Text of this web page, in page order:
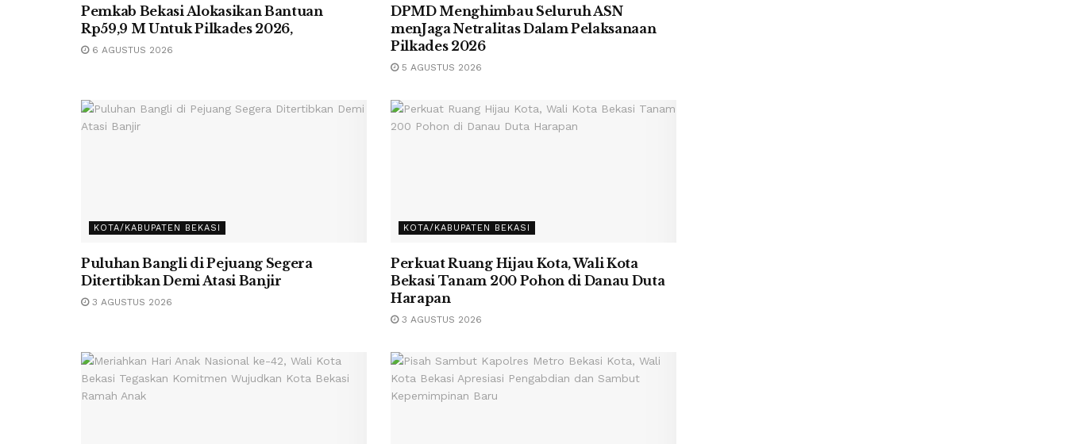
Pemkab Bekasi Alokasikan Bantuan
Rp59,9 M Untuk Pilkades 2026,
6 AGUSTUS 2026
DPMD Menghimbau Seluruh ASN
menJaga Netralitas Dalam Pelaksanaan
Pilkades 2026
5 AGUSTUS 2026
KOTA/KABUPATEN BEKASI
Puluhan Bangli di Pejuang Segera
Ditertibkan Demi Atasi Banjir
3 AGUSTUS 2026
KOTA/KABUPATEN BEKASI
Perkuat Ruang Hijau Kota, Wali Kota
Bekasi Tanam 200 Pohon di Danau Duta
Harapan
3 AGUSTUS 2026